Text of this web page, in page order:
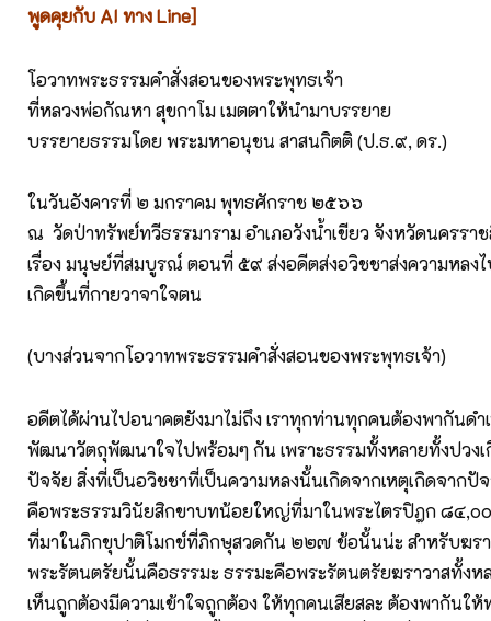
พูดคุยกับ AI ทาง Line]
โอวาทพระธรรมคำสั่งสอนของพระพุทธเจ้า
ที่หลวงพ่อกัณหา สุขกาโม เมตตาให้นำมาบรรยาย
บรรยายธรรมโดย พระมหาอนุชน สาสนกิตติ (ป.ธ.๙, ดร.)
ในวันอังคารที่ ๒ มกราคม พุทธศักราช ๒๕๖๖
ณ วัดป่าทรัพย์ทวีธรรมาราม อำเภอวังน้ำเขียว จังหวัดนครรา
เรื่อง มนุษย์ที่สมบูรณ์ ตอนที่ ๕๙ ส่งอดีตส่งอวิชชาส่งความหลง
เกิดขึ้นที่กายวาจาใจตน
(บางส่วนจากโอวาทพระธรรมคำสั่งสอนของพระพุทธเจ้า)
อดีตได้ผ่านไปอนาคตยังมาไม่ถึง เราทุกท่านทุกคนต้องพากันดำ
พัฒนาวัตถุพัฒนาใจไปพร้อมๆ กัน เพราะธรรมทั้งหลายทั้งปวงเ
ปัจจัย สิ่งที่เป็นอวิชชาที่เป็นความหลงนั้นเกิดจากเหตุเกิดจากปั
คือพระธรรมวินัยสิกขาบทน้อยใหญ่ที่มาในพระไตรปิฎก ๘๔,๐
ที่มาในภิกขุปาติโมกข์ที่ภิกษุสวดกัน ๒๒๗ ข้อนั้นน่ะ สำหรับฆรา
พระรัตนตรัยนั้นคือธรรมะ ธรรมะคือพระรัตนตรัยฆราวาสทั้งห
เห็นถูกต้องมีความเข้าใจถูกต้อง ให้ทุกคนเสียสละ ต้องพากันให้